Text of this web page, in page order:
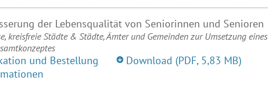
der Lebensqualität von Seniorinnen und Senioren
kreisfreie Städte & Städte, Ämter und Gemeinden zur Umsetzung eines
und Bestellung Download (PDF, 5,83 MB)